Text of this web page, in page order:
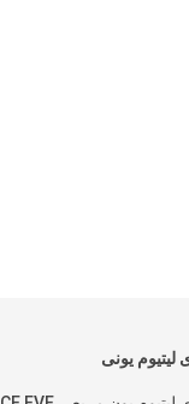
لیتیوم یونی